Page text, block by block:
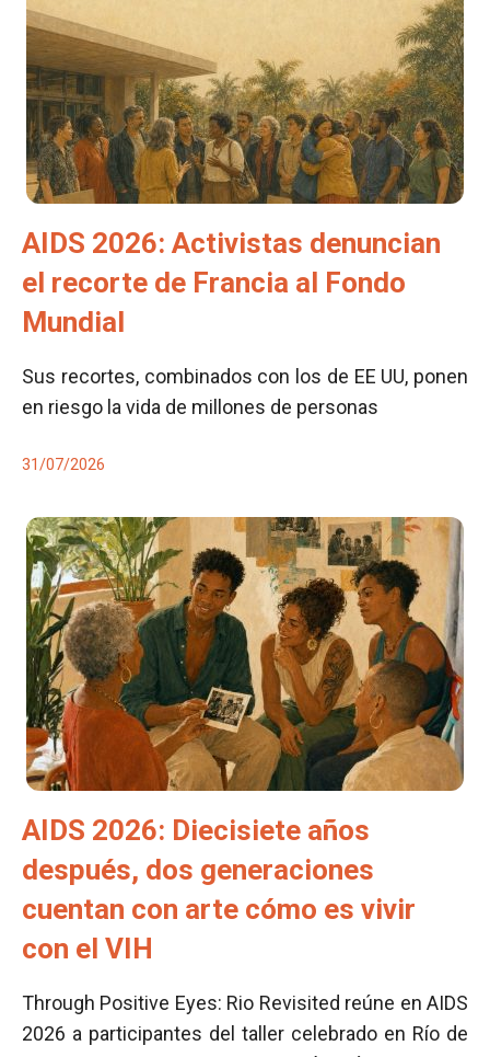
AIDS 2026: Activistas denuncian
el recorte de Francia al Fondo
Mundial
Sus recortes, combinados con los de EE UU, ponen
en riesgo la vida de millones de personas
31/07/2026
AIDS 2026: Diecisiete años
después, dos generaciones
cuentan con arte cómo es vivir
con el VIH
Through Positive Eyes: Rio Revisited reúne en AIDS
2026 a participantes del taller celebrado en Río de